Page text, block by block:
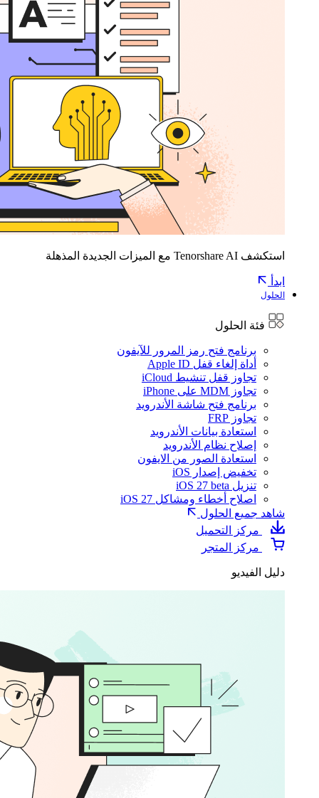
استكشف Tenorshare AI مع الميزات الجديدة المذهلة
ابدأ
الحلول
فئة الحلول
برنامج فتح رمز المرور للآيفون
أداة إلغاء قفل Apple ID
تجاوز قفل تنشيط iCloud
تجاوز MDM على iPhone
برنامج فتح شاشة الأندرويد
تجاوز FRP
استعادة بيانات الأندرويد
إصلاح نظام الأندرويد
استعادة الصور من الايفون
تخفيض إصدار iOS
تنزيل iOS 27 beta
اصلاح أخطاء ومشاكل iOS 27
شاهد جميع الحلول
مركز التحميل
مركز المتجر
دليل الفيديو